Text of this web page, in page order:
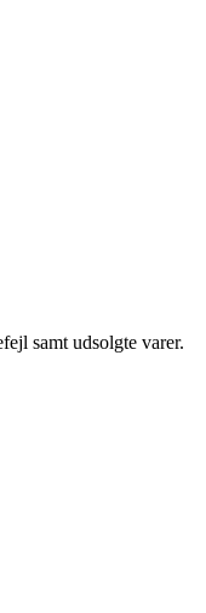
samt udsolgte varer.